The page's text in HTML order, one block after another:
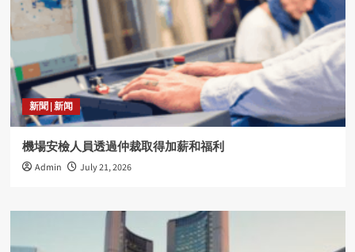
新聞 | 新闻
機場安檢人員透過仲裁取得加薪和福利
Admin July 21, 2026